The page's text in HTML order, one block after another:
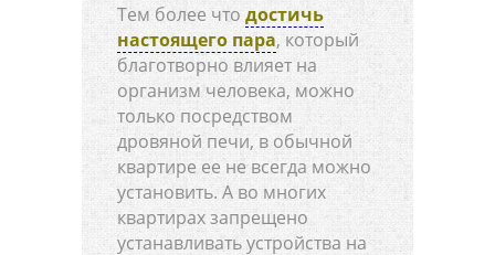
Тем более что достичь
настоящего пара, который
благотворно влияет на
организм человека, можно
только посредством
дровяной печи, в обычной
квартире ее не всегда можно
установить. А во многих
квартирах запрещено
устанавливать устройства на